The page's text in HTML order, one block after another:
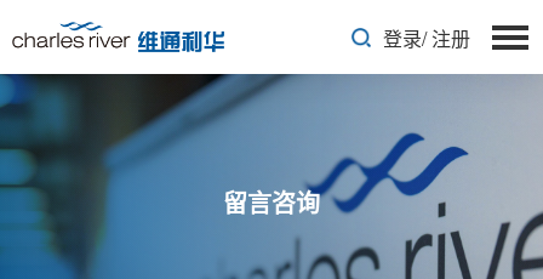
登录/注册
留言咨询